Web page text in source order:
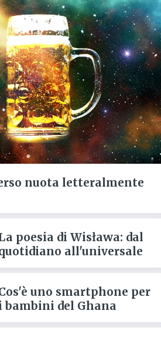
nuota letteralmente
poesia di Wisława: dal
all'universale
uno smartphone per
bambini del Ghana